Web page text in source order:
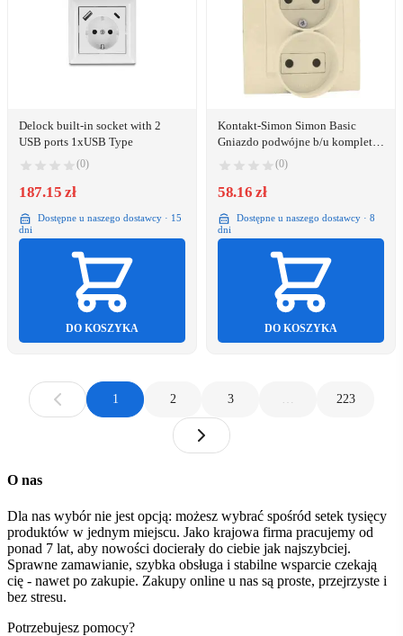
Delock built-in socket with 2
USB ports 1xUSB Type
(0)
187.15 zł
Dostępne u naszego dostawcy · 15
dni
DO KOSZYKA
Kontakt-Simon Simon Basic
Gniazdo podwójne b/u kompletne
z przesłonami stal inox
BMG2Z/21
(0)
58.16 zł
Dostępne u naszego dostawcy · 8
dni
DO KOSZYKA
1 2 3 … 223
O nas
Dla nas wybór nie jest opcją: możesz wybrać spośród setek tysięcy
produktów w jednym miejscu. Jako krajowa firma pracujemy od
ponad 7 lat, aby nowości docierały do ciebie jak najszybciej.
Sprawne zamawianie, szybka obsługa i stabilne wsparcie czekają
cię - nawet po zakupie. Zakupy online u nas są proste, przejrzyste i
bez stresu.
Potrzebujesz pomocy?